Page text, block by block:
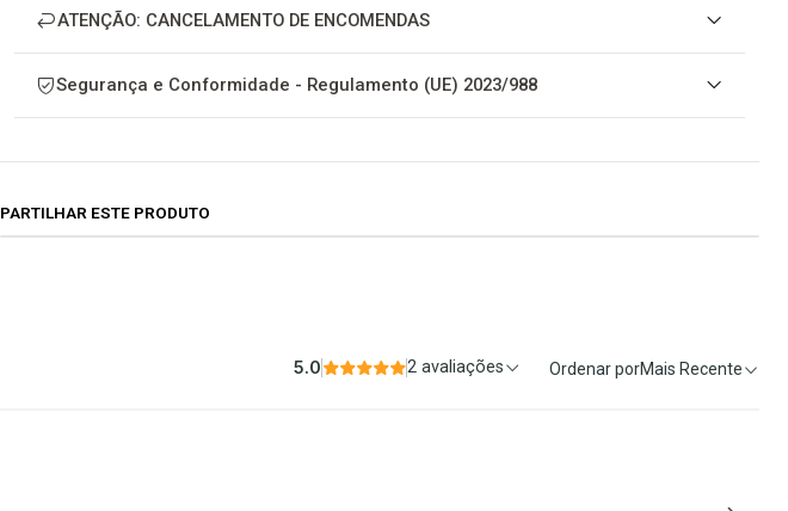
ATENÇÃO: CANCELAMENTO DE ENCOMENDAS
Segurança e Conformidade - Regulamento (UE) 2023/988
PARTILHAR ESTE PRODUTO
5.0 2 avaliações Ordenar porMais Recente